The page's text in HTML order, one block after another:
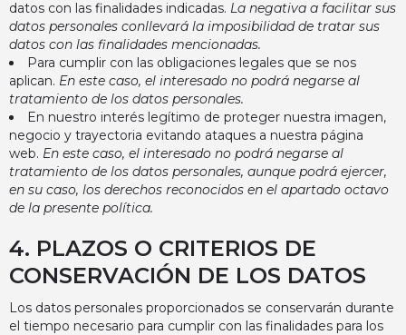
datos con las finalidades indicadas. La negativa a facilitar sus
datos personales conllevará la imposibilidad de tratar sus
datos con las finalidades mencionadas.
Para cumplir con las obligaciones legales que se nos
aplican. En este caso, el interesado no podrá negarse al
tratamiento de los datos personales.
En nuestro interés legítimo de proteger nuestra imagen,
negocio y trayectoria evitando ataques a nuestra página
web. En este caso, el interesado no podrá negarse al
tratamiento de los datos personales, aunque podrá ejercer,
en su caso, los derechos reconocidos en el apartado octavo
de la presente política.
4. PLAZOS O CRITERIOS DE
CONSERVACIÓN DE LOS DATOS
Los datos personales proporcionados se conservarán durante
el tiempo necesario para cumplir con las finalidades para los